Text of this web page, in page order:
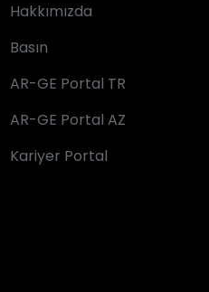
Hakkımızda
Basın
AR-GE Portal TR
AR-GE Portal AZ
Kariyer Portal